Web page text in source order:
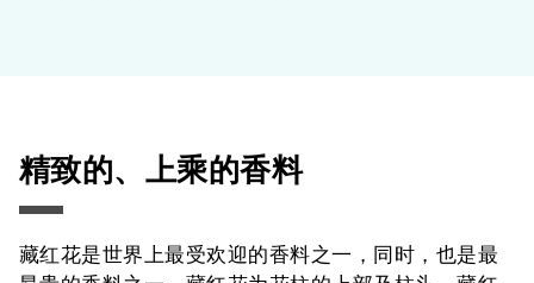
精致的、上乘的香料
藏红花是世界上最受欢迎的香料之一，同时，也是最